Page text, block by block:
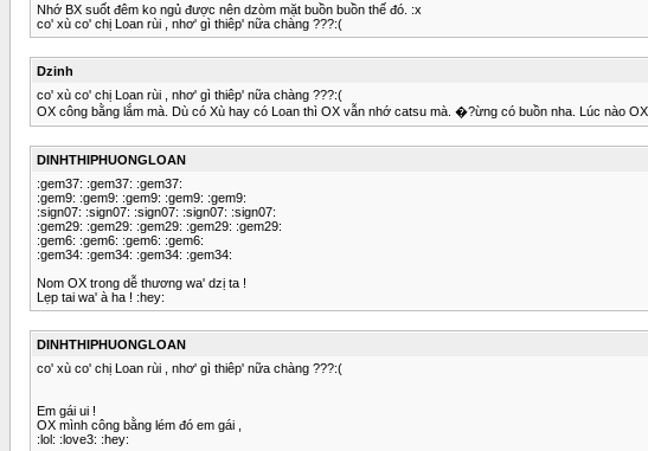
Nhớ BX suốt đêm ko ngủ được nên dzòm mặt buồn buồn thế đó. :x
co' xù co' chị Loan rùi , nhơ' gì thiêp' nữa chàng ???:(
Dzinh
co' xù co' chị Loan rùi , nhơ' gì thiêp' nữa chàng ???:(
OX công bằng lắm mà. Dù có Xù hay có Loan thì OX vẫn nhớ catsu mà. �?ừng có buồn nha. Lúc nào
DINHTHIPHUONGLOAN
:gem37: :gem37: :gem37:
:gem9: :gem9: :gem9: :gem9: :gem9:
:sign07: :sign07: :sign07: :sign07: :sign07:
:gem29: :gem29: :gem29: :gem29: :gem29:
:gem6: :gem6: :gem6: :gem6:
:gem34: :gem34: :gem34: :gem34:
Nom OX trong dễ thương wa' dzị ta !
Lẹp tai wa' à ha ! :hey:
DINHTHIPHUONGLOAN
co' xù co' chị Loan rùi , nhơ' gì thiêp' nữa chàng ???:(
Em gái ui !
OX mình công bằng lém đó em gái ,
:lol: :love3: :hey: